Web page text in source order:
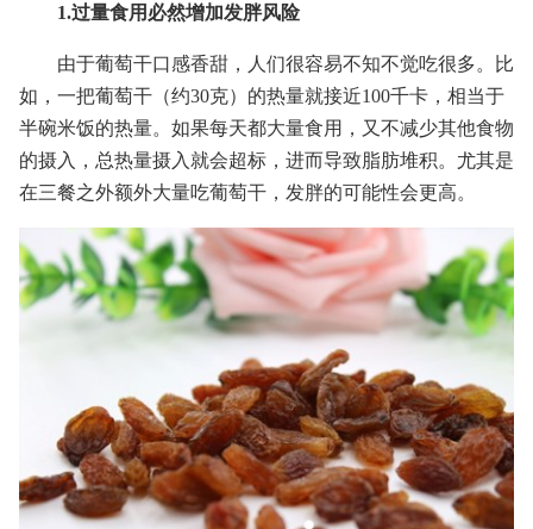
1.过量食用必然增加发胖风险
由于葡萄干口感香甜，人们很容易不知不觉吃很多。比
如，一把葡萄干（约30克）的热量就接近100千卡，相当于
半碗米饭的热量。如果每天都大量食用，又不减少其他食物
的摄入，总热量摄入就会超标，进而导致脂肪堆积。尤其是
在三餐之外额外大量吃葡萄干，发胖的可能性会更高。